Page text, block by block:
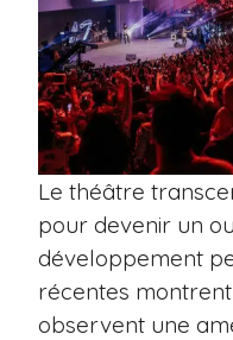
Le théâtre
pour devenir un
développement
récentes
observent une